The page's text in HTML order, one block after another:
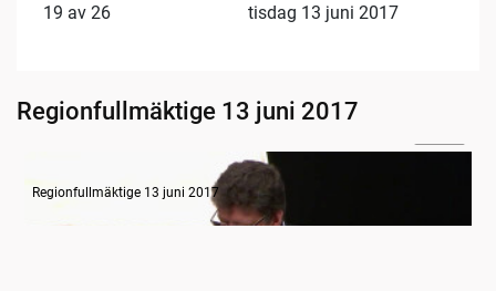
19 av 26 tisdag 13 juni 2017
Regionfullmäktige 13 juni 2017
Budget VGR - Övergripande regionutvecklingsdebatt
Regionfullmäktige 13 juni 2017